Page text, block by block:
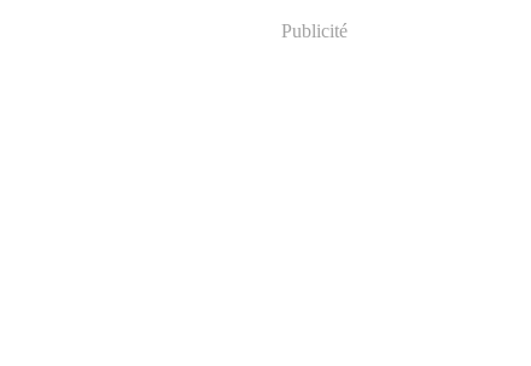
Publicité